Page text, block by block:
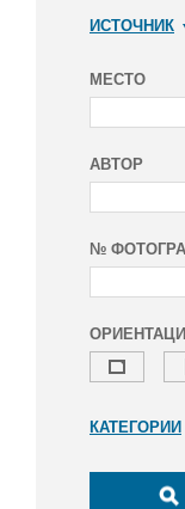
ИСТОЧНИК
МЕСТО
АВТОР
№
КАТЕГОРИИ
Досуг,